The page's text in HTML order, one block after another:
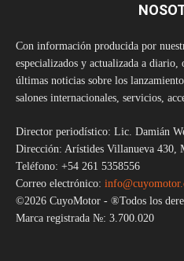
Con información producida por
especializados y actualizada a diario,
últimas noticias sobre los
salones internacionales, servicios,
Director periodístico: Lic. Damián
Dirección: Arístides Villanueva 430,
Teléfono: +54 261 5358556
Correo electrónico:
©2026 CuyoMotor - ®Todos los
Marca registrada №: 3.700.020